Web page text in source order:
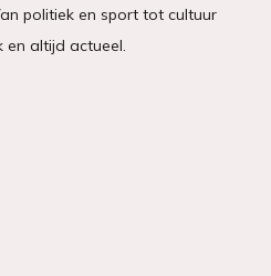
politiek en sport tot cultuur
en altijd actueel.